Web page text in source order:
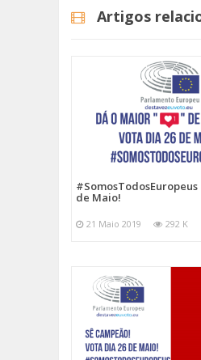
#destavezeuvoto
Categorias
Artigos
#SomosTodosEuropeus
de Maio!
21 Maio 2019 292 K